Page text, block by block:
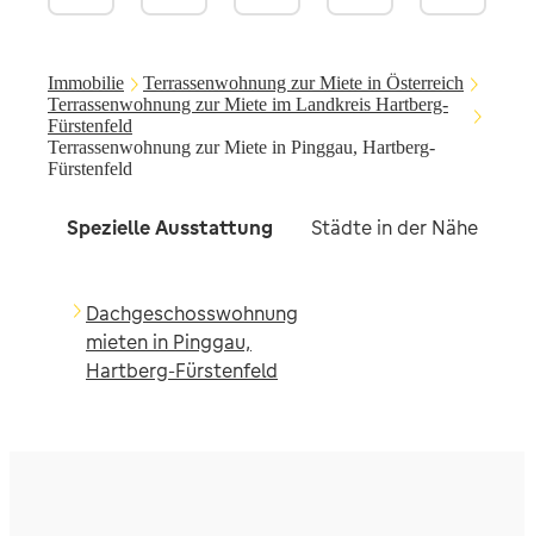
Immobilie
Terrassenwohnung zur Miete in Österreich
Terrassenwohnung zur Miete im Landkreis Hartberg-
Fürstenfeld
Terrassenwohnung zur Miete in Pinggau, Hartberg-
Fürstenfeld
Spezielle Ausstattung Städte in der Nähe
Dachgeschosswohnung
mieten in Pinggau,
Hartberg-Fürstenfeld